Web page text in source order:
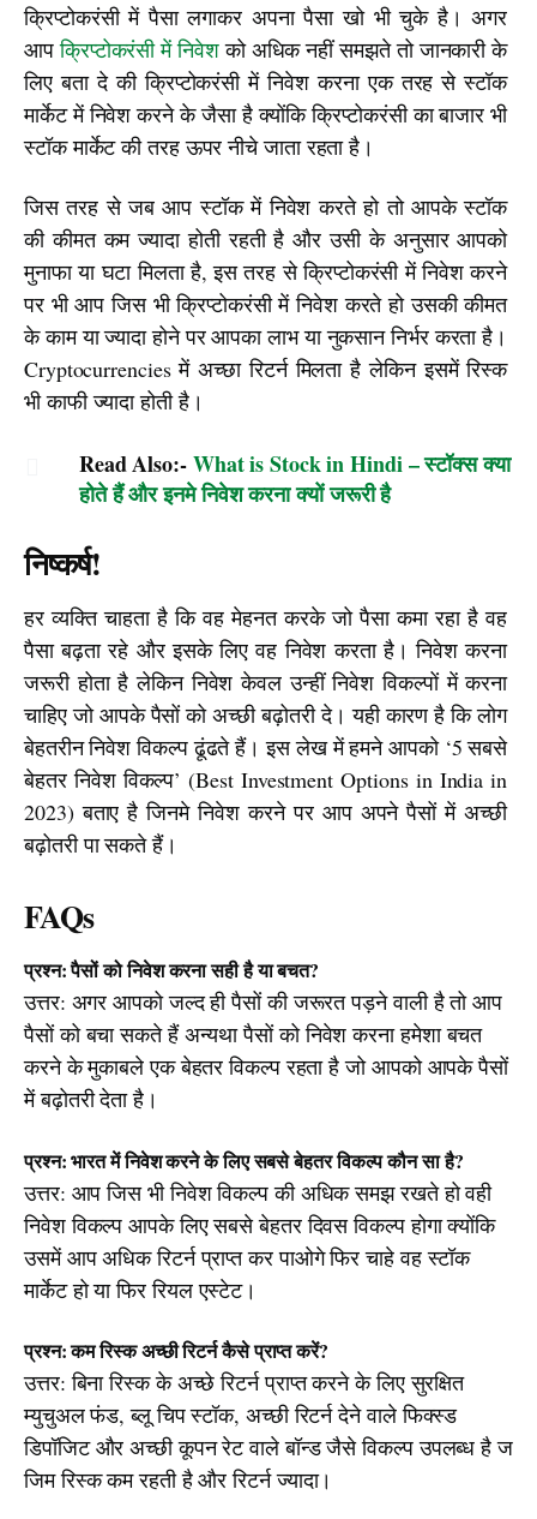
क्रिप्टोकरंसी में पैसा लगाकर अपना पैसा खो भी चुके है। अगर
आप क्रिप्टोकरंसी में निवेश को अधिक नहीं समझते तो जानकारी के
लिए बता दे की क्रिप्टोकरंसी में निवेश करना एक तरह से स्टॉक
मार्केट में निवेश करने के जैसा है क्योंकि क्रिप्टोकरंसी का बाजार भी
स्टॉक मार्केट की तरह ऊपर नीचे जाता रहता है।
जिस तरह से जब आप स्टॉक में निवेश करते हो तो आपके स्टॉक
की कीमत कम ज्यादा होती रहती है और उसी के अनुसार आपको
मुनाफा या घटा मिलता है, इस तरह से क्रिप्टोकरंसी में निवेश करने
पर भी आप जिस भी क्रिप्टोकरंसी में निवेश करते हो उसकी कीमत
के काम या ज्यादा होने पर आपका लाभ या नुकसान निर्भर करता है।
Cryptocurrencies में अच्छा रिटर्न मिलता है लेकिन इसमें रिस्क
भी काफी ज्यादा होती है।
Read Also:-What is Stock in Hindi – स्टॉक्स क्या
होते हैं और इनमे निवेश करना क्यों जरूरी है
निष्कर्ष!
हर व्यक्ति चाहता है कि वह मेहनत करके जो पैसा कमा रहा है वह
पैसा बढ़ता रहे और इसके लिए वह निवेश करता है। निवेश करना
जरूरी होता है लेकिन निवेश केवल उन्हीं निवेश विकल्पों में करना
चाहिए जो आपके पैसों को अच्छी बढ़ोतरी दे। यही कारण है कि लोग
बेहतरीन निवेश विकल्प ढूंढते हैं। इस लेख में हमने आपको ‘5 सबसे
बेहतर निवेश विकल्प’ (Best Investment Options in India in
2023) बताए है जिनमे निवेश करने पर आप अपने पैसों में अच्छी
बढ़ोतरी पा सकते हैं।
FAQs
प्रश्न: पैसों को निवेश करना सही है या बचत?
उत्तर: अगर आपको जल्द ही पैसों की जरूरत पड़ने वाली है तो आप
पैसों को बचा सकते हैं अन्यथा पैसों को निवेश करना हमेशा बचत
करने के मुकाबले एक बेहतर विकल्प रहता है जो आपको आपके पैसों
में बढ़ोतरी देता है।
प्रश्न: भारत में निवेश करने के लिए सबसे बेहतर विकल्प कौन सा है?
उत्तर: आप जिस भी निवेश विकल्प की अधिक समझ रखते हो वही
निवेश विकल्प आपके लिए सबसे बेहतर दिवस विकल्प होगा क्योंकि
उसमें आप अधिक रिटर्न प्राप्त कर पाओगे फिर चाहे वह स्टॉक
मार्केट हो या फिर रियल एस्टेट।
प्रश्न: कम रिस्क अच्छी रिटर्न कैसे प्राप्त करें?
उत्तर: बिना रिस्क के अच्छे रिटर्न प्राप्त करने के लिए सुरक्षित
म्युचुअल फंड, ब्लू चिप स्टॉक, अच्छी रिटर्न देने वाले फिक्स्ड
डिपॉजिट और अच्छी कूपन रेट वाले बॉन्ड जैसे विकल्प उपलब्ध है ज
जिम रिस्क कम रहती है और रिटर्न ज्यादा।